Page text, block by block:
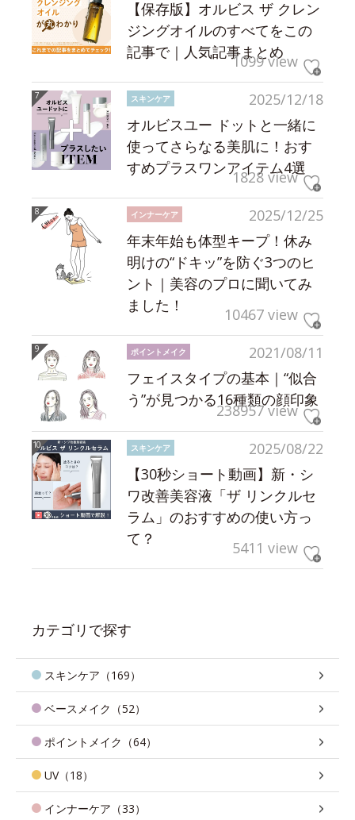
【保存版】オルビス ザ クレン
ジングオイルのすべてをこの
記事で｜人気記事まとめ
1099 view
2025/12/18
スキンケア
オルビスユー ドットと一緒に
使ってさらなる美肌に！おす
すめプラスワンアイテム4選
1828 view
2025/12/25
インナーケア
年末年始も体型キープ！休み
明けの“ドキッ”を防ぐ3つのヒ
ント｜美容のプロに聞いてみ
ました！
10467 view
2021/08/11
ポイントメイク
フェイスタイプの基本｜“似合
う”が見つかる16種類の顔印象
238957 view
2025/08/22
スキンケア
【30秒ショート動画】新・シ
ワ改善美容液「ザ リンクルセ
ラム」のおすすめの使い方っ
て？
5411 view
カテゴリで探す
スキンケア（169）
ベースメイク（52）
ポイントメイク（64）
UV（18）
インナーケア（33）